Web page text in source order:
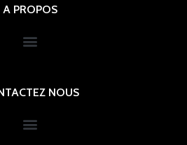
A PROPOS
NOUS